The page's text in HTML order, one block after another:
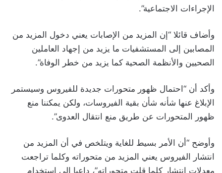
الإجراءات الاجتماعية”.
وأضاف قائلا “إن المزيد من الإصابات يعني دخول المزيد من
المصابين إلى المستشفيات ما يزيد من إجهاد العاملين
الصحيين والأنظمة الصحية كما يزيد من خطر الوفاة”.
وأكد أن “احتمال ظهور متحورات جديدة للفيروس وسيستمر
الإبلاغ عنها شأنه شأن بقية الفيروسات، ولكن يمكننا منع
ظهور المتحورات عن طريق منع انتقال العدوى”.
وأوضح “أن الأمر بسيط للغاية ويتلخص في أن المزيد من
انتشار الفيروس يعني المزيد من متحوراته وكلما تراجعت
معدلات انتشار كلما قلت متحوراته”، داعيا إلى استخدام